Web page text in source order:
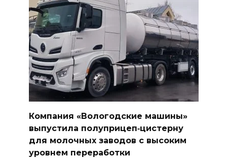
Компания «Вологодские машины»
выпустила полуприцеп‑цистерну
для молочных заводов с высоким
уровнем переработки